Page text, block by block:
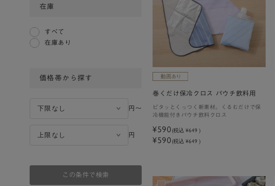
在庫
すべて
在庫あり
価格帯から探す
円〜
円
この条件で検索
巻くだけ保冷クロス パウチ飲料用
ピタッとくっつく新素材。くるむだけで保
冷機能付きパウチ飲料クロス
¥590 (税込 ¥649 )
¥590 (税込 ¥649 )